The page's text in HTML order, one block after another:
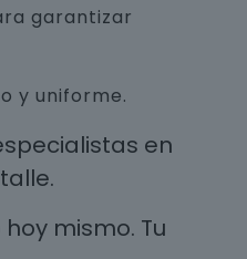
garantizar
y uniforme.
en
mismo. Tu